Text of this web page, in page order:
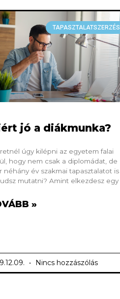
TAPASZTALATSZERZÉS
jó a diákmunka?
úgy kilépni az egyetem falai
hogy nem csak a diplomádat, de
néhány év szakmai tapasztalatot is
mutatni? Amint elkezdesz egy
»
Nincs hozzászólás